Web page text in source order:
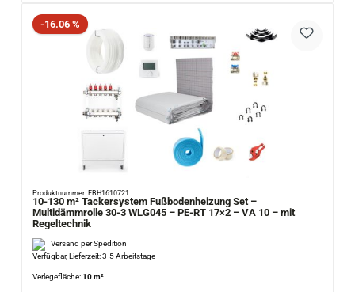
Rabatt
-16.06 %
Produktnummer: FBH1610721
10-130 m² Tackersystem Fußbodenheizung Set –
Multidämmrolle 30-3 WLG045 – PE-RT 17×2 – VA 10 – mit
Regeltechnik
Versand per Spedition
Verfügbar, Lieferzeit: 3-5 Arbeitstage
Verlegefläche:10 m²